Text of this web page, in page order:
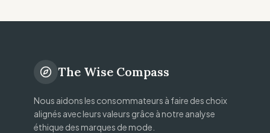
The Wise Compass
Nous aidons les consommateurs à faire des choix
alignés avec leurs valeurs grâce à notre analyse
éthique des marques de mode.